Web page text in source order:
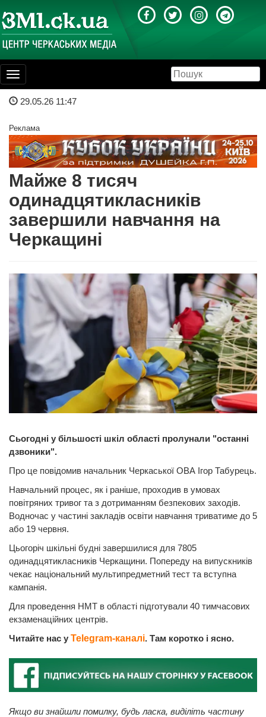
Toggle
navigation
29.05.26 11:47
Реклама
Майже 8 тисяч
одинадцятикласників
завершили навчання на
Черкащині
Сьогодні у більшості шкіл області пролунали "останні
дзвоники".
Про це повідомив начальник Черкаської ОВА Ігор Табурець.
Навчальний процес, як і раніше, проходив в умовах
повітряних тривог та з дотриманням безпекових заходів.
Водночас у частині закладів освіти навчання триватиме до 5
або 19 червня.
Цьогоріч шкільні будні завершилися для 7805
одинадцятикласників Черкащини. Попереду на випускників
чекає національний мультипредметний тест та вступна
кампанія.
Для проведення НМТ в області підготували 40 тимчасових
екзаменаційних центрів.
Читайте нас у Telegram-каналі. Там коротко і ясно.
Якщо ви знайшли помилку, будь ласка, виділіть частину